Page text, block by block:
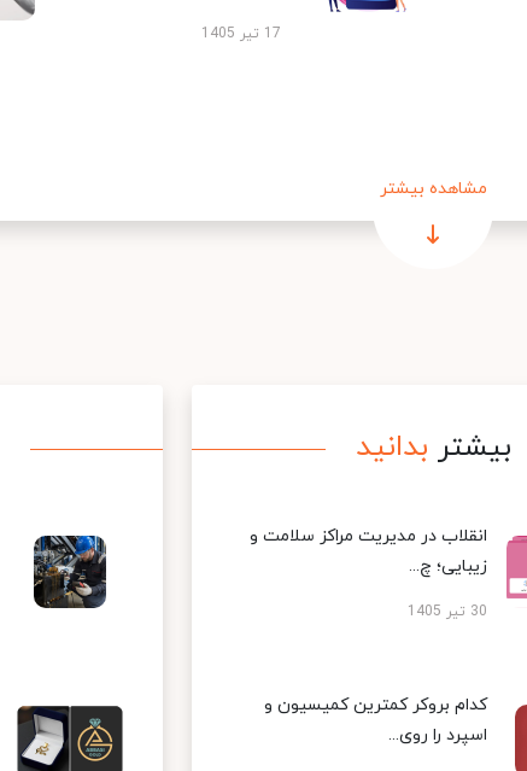
17 تیر 1405
مشاهده بیشتر
بیشتر بدانید
انقلاب در مدیریت مراکز سلامت و
زیبایی؛ چ...
30 تیر 1405
کدام بروکر کمترین کمیسیون و
اسپرد را روی...